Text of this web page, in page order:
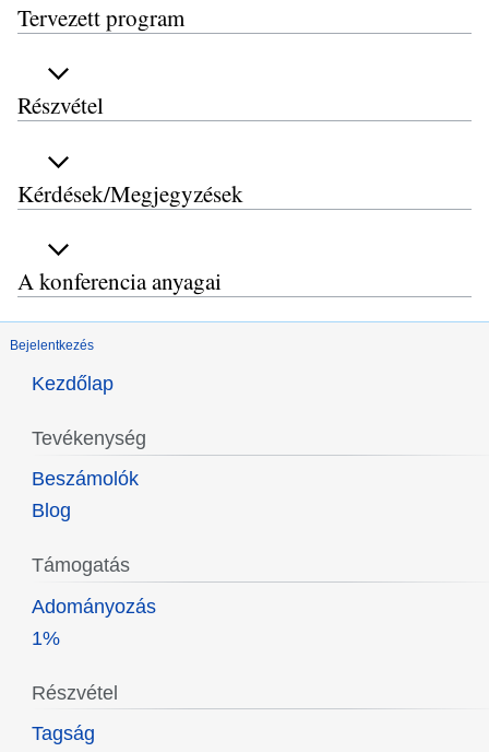
Tervezett program
Részvétel
Kérdések/Megjegyzések
A konferencia anyagai
Bejelentkezés
Kezdőlap
Tevékenység
Beszámolók
Blog
Támogatás
Adományozás
1%
Részvétel
Tagság